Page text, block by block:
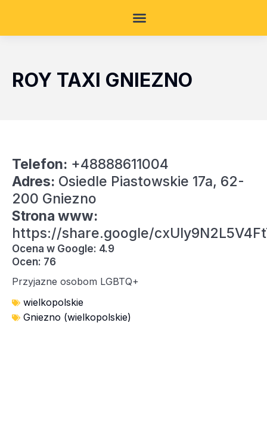
ROY TAXI GNIEZNO
Telefon: +48888611004
Adres: Osiedle Piastowskie 17a, 62-
200 Gniezno
Strona www:
https://share.google/
Ocena w Google: 4.9
Ocen: 76
Przyjazne osobom LGBTQ+
wielkopolskie
Gniezno (wielkopolskie)